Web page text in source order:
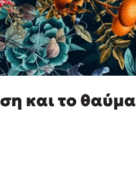
και το θαύμα